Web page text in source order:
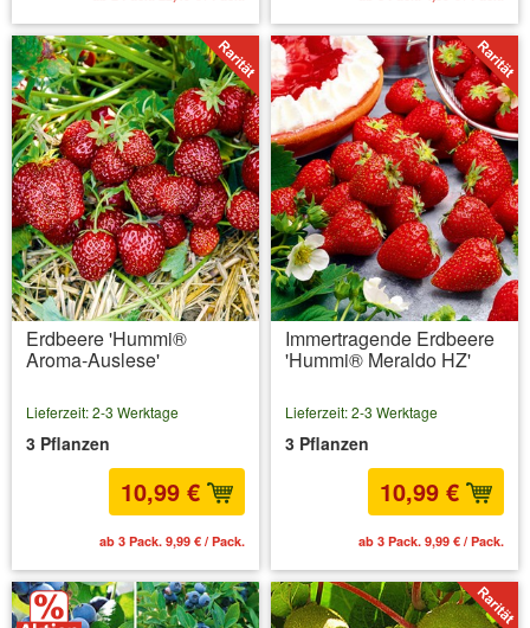
Erdbeere 'Hummi®
Aroma-Auslese'
Lieferzeit: 2-3 Werktage
3 Pflanzen
10,99 €
ab 3 Pack. 9,99 € / Pack.
Immertragende Erdbeere
'Hummi® Meraldo HZ'
Lieferzeit: 2-3 Werktage
3 Pflanzen
10,99 €
ab 3 Pack. 9,99 € / Pack.